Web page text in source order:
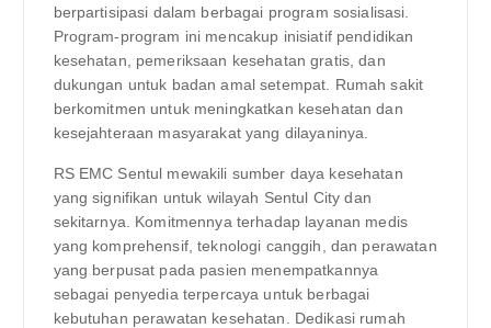
berpartisipasi dalam berbagai program sosialisasi.
Program-program ini mencakup inisiatif pendidikan
kesehatan, pemeriksaan kesehatan gratis, dan
dukungan untuk badan amal setempat. Rumah sakit
berkomitmen untuk meningkatkan kesehatan dan
kesejahteraan masyarakat yang dilayaninya.
RS EMC Sentul mewakili sumber daya kesehatan
yang signifikan untuk wilayah Sentul City dan
sekitarnya. Komitmennya terhadap layanan medis
yang komprehensif, teknologi canggih, dan perawatan
yang berpusat pada pasien menempatkannya
sebagai penyedia terpercaya untuk berbagai
kebutuhan perawatan kesehatan. Dedikasi rumah